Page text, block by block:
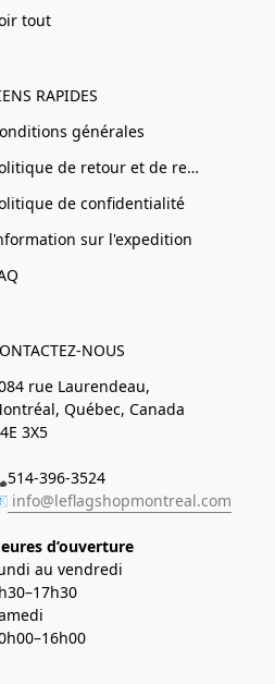
tout
RAPIDES
générales
Politique de retour et de remboursement
de confidentialité
sur l'expedition
NOUS
rue Laurendeau,
Québec, Canada
3X5
396-3524
info@leflagshopmontreal.com
d’ouverture
au vendredi